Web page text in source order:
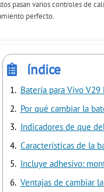
pasan varios controles de
perfecto.
índice
Batería para Vivo
Por qué cambiar la
Indicadores de que
Características de la
Incluye adhesivo:
Ventajas de cambiar